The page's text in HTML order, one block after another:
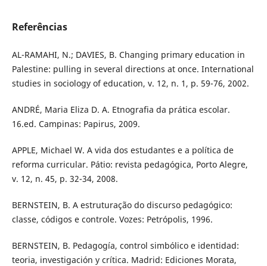
Referências
AL-RAMAHI, N.; DAVIES, B. Changing primary education in
Palestine: pulling in several directions at once. International
studies in sociology of education, v. 12, n. 1, p. 59-76, 2002.
ANDRÉ, Maria Eliza D. A. Etnografia da prática escolar.
16.ed. Campinas: Papirus, 2009.
APPLE, Michael W. A vida dos estudantes e a política de
reforma curricular. Pátio: revista pedagógica, Porto Alegre,
v. 12, n. 45, p. 32-34, 2008.
BERNSTEIN, B. A estruturação do discurso pedagógico:
classe, códigos e controle. Vozes: Petrópolis, 1996.
BERNSTEIN, B. Pedagogía, control simbólico e identidad:
teoria, investigación y crítica. Madrid: Ediciones Morata,